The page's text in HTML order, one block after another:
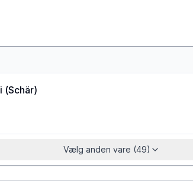
(Schär)
Vælg anden vare (49)